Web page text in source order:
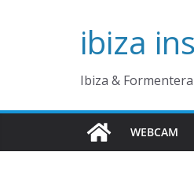
ibiza
Ibiza &
WEBCAM